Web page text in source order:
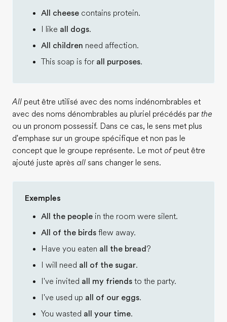
All cheese contains protein.
I like all dogs.
All children need affection.
This soap is for all purposes.
All peut être utilisé avec des noms indénombrables et
avec des noms dénombrables au pluriel précédés par the
ou un pronom possessif. Dans ce cas, le sens met plus
d'emphase sur un groupe spécifique et non pas le
concept que le groupe représente. Le mot of peut être
ajouté juste après all sans changer le sens.
Exemples
All the people in the room were silent.
All of the birds flew away.
Have you eaten all the bread ?
I will need all of the sugar.
I've invited all my friends to the party.
I've used up all of our eggs.
You wasted all your time.